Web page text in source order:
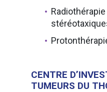
CENTRE
TUMEURS DU